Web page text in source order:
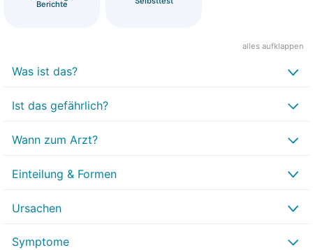
Berichte
alles aufklappen
Was ist das?
Ist das gefährlich?
Wann zum Arzt?
Einteilung & Formen
Ursachen
Symptome